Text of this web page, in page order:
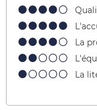
La
La